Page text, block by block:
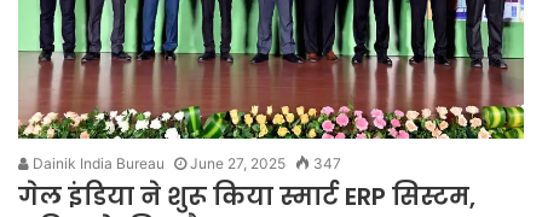
Dainik India Bureau June 27, 2025 347
गेल इंडिया ने शुरू किया स्मार्ट ERP सिस्टम,